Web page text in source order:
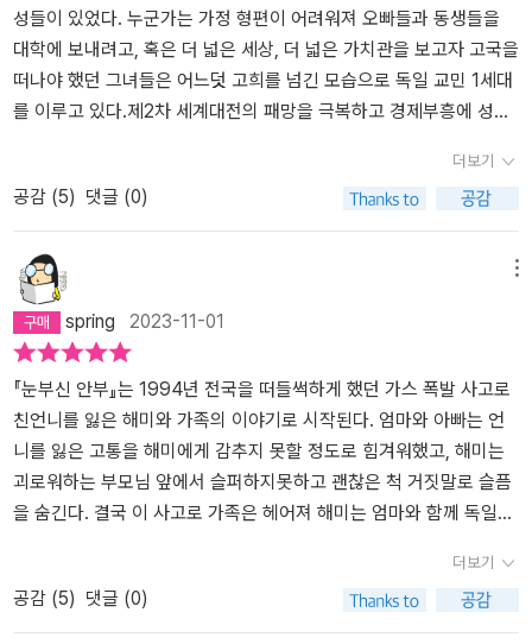
는 그일을 엄마 몰래 하려고 했고, 해미와 레나에게 도움을 청했단다.
그래서해미와 레나와 한수는 탐정처럼 조사를 했어. 몰래 선자 이모
의 일기장을 훔쳐 보기도 했고, 해미가 소설을 쓴다고 이야기하면서
이모들을 인터뷰를 해서 단서를 찾으려고 했어. 하지만 제대로 된 단
되었단다.….독일에서 2년여 시간을 지내다가 국내 사정이 갑작스레
바뀌면서 갑자기 귀국을 해야 했단다. 1997년말 외환위기가 찾아오
면서 아버지의 경제사정도 안 좋아지면서 귀국을 할 수밖에 없었고,
식구들은 다시 만나 부산에서 생활하였단다. 해미는 한국에 와서도레
나와 한수와 편지를 주고받으면서 여전히 선자 이모의 첫사랑을 찾으
려고 했어. 그런 와중에 선자 이모의뇌종양은 재발되어 입원하였고
병세는 더욱 악화되었단다. 결국 선자 이모는 돌아가시고, 한수는 선
자 이모의 이종 사촌 말자 이모네 집에서 지내게 되었어. 3.다시 오늘
날 이야기를 해줄게. 제주도에 자리 잡은 우재를 서울에 올라올 때마
다 해미에게 연락해서 만났단다.해미는 한창 독일의 이모들에 관한
글을 쓰고 있었어. 이모들의 글을 쓰다 보니 파독 간호사에대해 조사
를 하였고, 당시 국내 사회문제에 대해 관심도 갖게 되었어.그리고 오
에는 찾지 못한 선자 이모의 첫사랑 K.H.를 다시 찾아보려고 했어. 일
기를 다시 꼼꼼히 읽어보니 어렸을때 무심히 넘어간 것들에서 K.H.의
단서가 될 만한 것들이 있었어.K.H.는 작가 지망생이었고, 다니던 교
다는 생각이 들었다. 그래서 해미는 한국으로 돌아와서도 레나와 한
수에게 오랫동안 연락을 하지 못하고 잊힌 사람처럼 살아가야 했던
것이다. 돌아보면 나도 어릴 적부터 내 삶을 위협하거나 불안에 빠뜨
리게 하는 많은 요소를 핑계와 거짓말, 책임 전가 등으로 나를 보호하
택이었던 것이다. 하지만, 이제는 나만 알고 남은 모르지만 가장 쉬운
선택인 것처럼 보이는 것들이 인생에서 나를 가장 불행하게 만드는
씨앗임을 안다. 자신의 거짓말을 기억하기 위해 자물쇠 달린 일기장
에 매일 기록하며 불안하게 살았던 해미처럼 그러한 선택은 삶의 평
안을 앗아가는 것임을.​'생각해야 해. 내 안의 누군가가 다시 속삭였다.
생각해야만 해. 너는 어떻게 살아가고 싶은지. 나는 어떻게 살고 싶
지? 더이상 도망치기만 하면서 살고 싶지는 않았다.' (264쪽)​<눈부
신 안부>에서 특히 집중해서 본 부분은 참사 유가족이라는 환경 안에
서 아픔을 이겨내고 타인이 바라보는 자신이 아닌 온전한 자신의 모
습을 찾아가는 한 사람, 주인공 해미의 성장이었다. 해미는 자신이 살
기 위해 선택한 거짓말의 덫에서 또한 살기 위해 지난 시간을 바로잡
으려고 용기를 내었고, 그 용기는 자신을 끝까지 기다려 주며 다정하
서는 '더이상 도망치기만 하면서' 살아서는 안 되겠기에 해미는 다시
선자 이모의 첫사랑 K.H. 찾기에 나서게 되면서 선자 이모의 삶을 이
해하게 되고, 자신의 삶 또한 바로 잡을 수 있었다.​'다정한 마음이 몇
착해 살고 있는 이모가 있어 해미에게도, 엄마에게도 너무나 비극적
인 사건이 터졌을 때 괴로운 사연이 깃든 서울을 떠나 그곳 독일에서
고통과 아픔, 슬픔을 마주할 용기를 얻을 수 있었습니다. 그곳에서 만
난 파독 노동자 이모들의 딸과 아들인 레나와 한수를 통해. 아니, 한수
귀국해버린 아버지 대신 엄마의 첫사랑 K.H.를 찾을 수 있도록 도와
달라는 부탁으로 시작 된 거짓말로 인해. 병으로 인해 예정 된 죽음도,
예고 없이 닥친 불행한 사고로 인한 죽음도 그 아픔과 슬픔의 무게는
다르게 보이지만 같습니다. 작고 소중한 마음에서 자라난 희망이 고
통의 긴 터널을 걷는 이에겐 살아갈 힘이 되어 주듯이, 어쩌면 불가능
하다 포기했을 그자리에 기적이 존재했음을 소설에서라도 발견할 수
있어 감동이었습니다. 정말 눈부신 안부 인사를 받는 기분이었습니
다. 받은 만큼 또 다른 누군가에게 다정하고 찬란한 안부 인사를 보내
고 싶어집니다. 그대. 편안하신지요. #눈부신안부 #백수린 #장편소
설 #문학동네#책추천 #책스타그램 #한국소설 #독파 #완독챌린지 #
독파챌린지
성들이 있었다. 누군가는 가정 형편이 어려워져 오빠들과 동생들을
대학에 보내려고, 혹은 더 넓은 세상, 더 넓은 가치관을 보고자 고국을
떠나야 했던 그녀들은 어느덧 고희를 넘긴 모습으로 독일 교민 1세대
를 이루고 있다.​​​​제2차 세계대전의 패망을 극복하고 경제부흥에 성공
필요했다. 같은 시기 한국에서는 박정희 대통령의 경제개발정책을 추
진 중이었고 외화 확보가 절실했다. 서로 원하는 바가 잘 맞아 1961
년 두 나라는 경제 기술에 관한 협정을 맺고, 광산, 간호 인력의 파견
이 진행되었다. 그들이 우리나라 경제발전에 상당한 기여를 했었고,
당시 해외 파견된 우리나 근로자들의 전체 송금의 11%에 달하는 엄
청난 금액이었다.파독 간호사의 이야기를 꺼낸 건 백수린 작가의 첫
장편소설 <눈부신 안부>가 파독 간호사의 일생을 소재로 출간되었기
때문이다. 이번 장편소설도 백수린 작가 특유의 깔끔하고 감성적인
문체는 다른 작가에게서는 찾아볼 수 없는 독보적인 것으로 그런 그
녀의 글을 다시 접할 수 있다는 것에 너무나 감사하고 반가운 일이다.​​
'타인의 슬픔을 위로하기 위해 선의의 거짓말을 이어나가야 했던 소
녀'​​이야기는 성인이 된 해미가 좋아했었던 동창 우재를 만나면서 유
고로 한순간에 친언니를 읽게 되고 너무나 일찍 친언니의 죽음으로
인해 삶의 슬픔을 알아버린다. 언니의 죽음으로 부모님의 다툼이 이
어지고 그로 인해 부모님의 별거로 이어져 해미와 동생 해나는 엄마
더보기
공감 (5) 댓글 (0)
spring 2023-11-01
『눈부신 안부』는 1994년 전국을 떠들썩하게 했던 가스 폭발 사고로
친언니를 잃은 해미와 가족의 이야기로 시작된다. 엄마와 아빠는 언
니를 잃은 고통을 해미에게 감추지 못할 정도로 힘겨워했고, 해미는
괴로워하는 부모님 앞에서 슬퍼하지못하고 괜찮은 척 거짓말로 슬픔
을 숨긴다. 결국 이 사고로 가족은 헤어져 해미는 엄마와 함께 독일에
서도 잘 적응하고 있는 것처럼 가장하기 위해 아무도 다치게 하지 않
는 무혐의의 거짓말을 이어가지만, 이모는 그런 해미의 불안과 슬픔
을 눈치채고 가만히 다독여준다.'지난 일 년 동안 네가 감당하기 어려
더보기
공감 (5) 댓글 (0)